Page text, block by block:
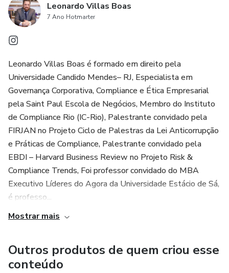
Leonardo Villas Boas
7 Ano Hotmarter
Leonardo Villas Boas é formado em direito pela
Universidade Candido Mendes– RJ, Especialista em
Governança Corporativa, Compliance e Ética Empresarial
pela Saint Paul Escola de Negócios, Membro do Instituto
de Compliance Rio (IC-Rio), Palestrante convidado pela
FIRJAN no Projeto Ciclo de Palestras da Lei Anticorrupção
e Práticas de Compliance, Palestrante convidado pela
EBDI – Harvard Business Review no Projeto Risk &
Compliance Trends, Foi professor convidado do MBA
Executivo Líderes do Agora da Universidade Estácio de Sá,
é professo...
Mostrar mais
Outros produtos de quem criou esse
conteúdo